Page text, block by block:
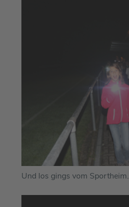
Und los gings vom Sportheim.